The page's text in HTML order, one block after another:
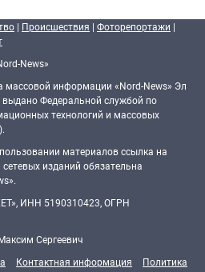
| Происшествия | Фоторепортажи |
News»
массовой информации «Nord-News» Эл
Федеральной службой по
технологий и массовых
материалов ссылка на
изданий обязательна
ИНН 5190310423, ОГРН
Сергеевич
Контактная информация
Политика